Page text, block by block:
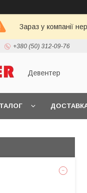
Зараз у компанії
+380 (50) 312-09-76
Девентер